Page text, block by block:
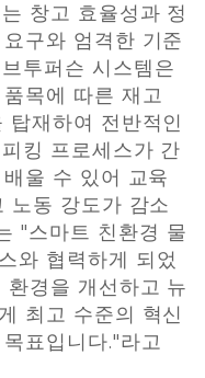
창고 효율성과 정
구와 엄격한 기준
투퍼슨 시스템은
목에 따른 재고
탑재하여 전반적인
킹 프로세스가 간
울 수 있어 교육
노동 강도가 감소
"스마트 친환경 물
와 협력하게 되었
환경을 개선하고 뉴
최고 수준의 혁신
표입니다."라고